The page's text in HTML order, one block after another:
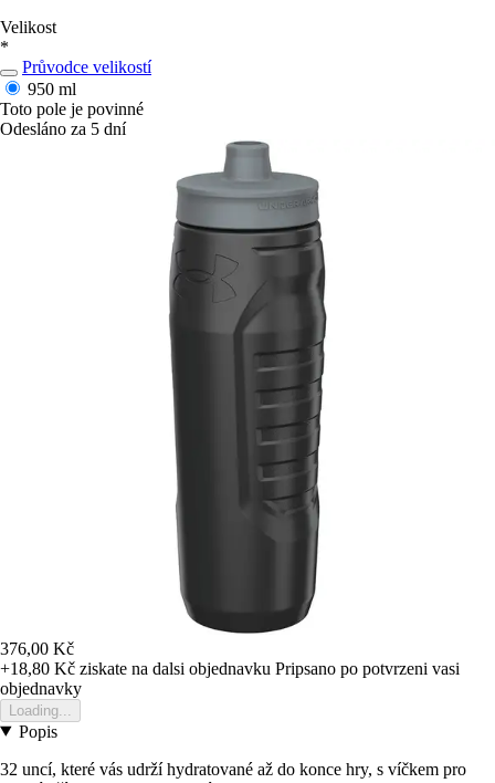
Velikost
*
Průvodce velikostí
950 ml
Toto pole je povinné
Odesláno za 5 dní
376,00 Kč
+18,80 Kč ziskate na dalsi objednavku Pripsano po potvrzeni vasi
objednavky
Loading...
Popis
32 uncí, které vás udrží hydratované až do konce hry, s víčkem pro